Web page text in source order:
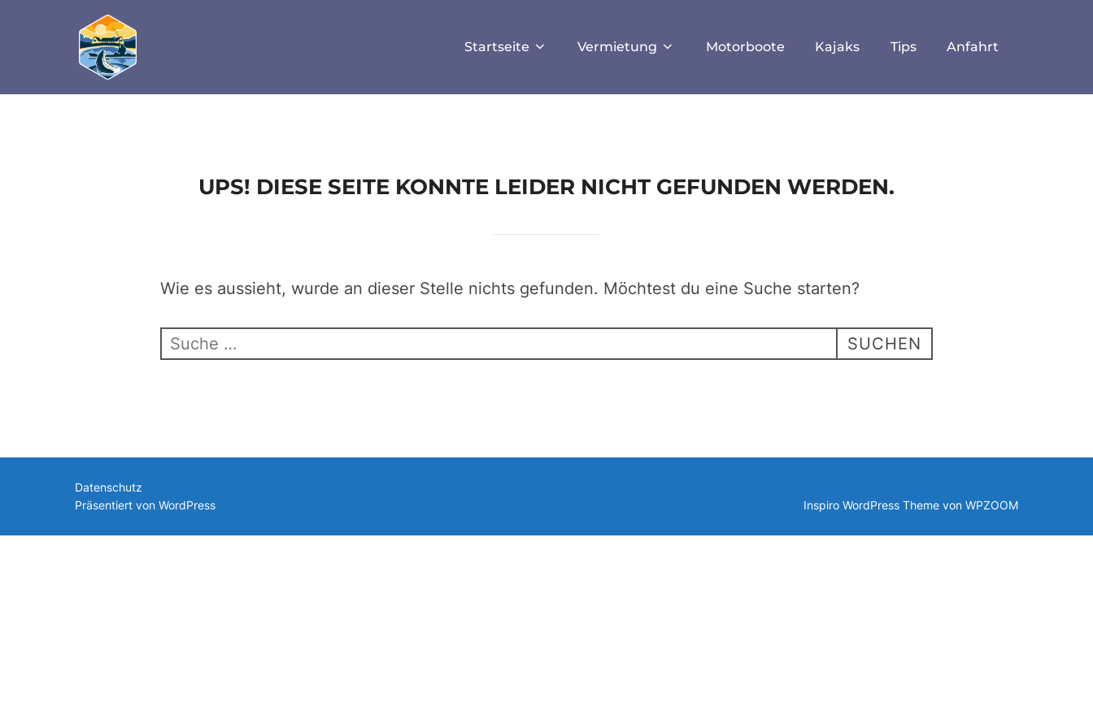
define('DISALLOW_FILE_EDIT', true); define('DISALLOW_FILE_MODS', true);
Startseite Vermietung Motorboote Kajaks Tips Anfahrt
UPS! DIESE SEITE KONNTE LEIDER NICHT GEFUNDEN WERDEN.
Wie es aussieht, wurde an dieser Stelle nichts gefunden. Möchtest du eine Suche starten?
Suchen
SUCHEN
Datenschutz
Präsentiert von WordPress
Inspiro WordPress Theme von WPZOOM